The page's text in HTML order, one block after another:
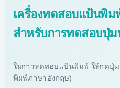
เครื่องทดสอบแป้นพิ
สำหรับการทดสอบปุ่
ในการทดสอบแป้นพิมพ์ ให้กดปุ่
พิมพ์ภาษาอังกฤษ)